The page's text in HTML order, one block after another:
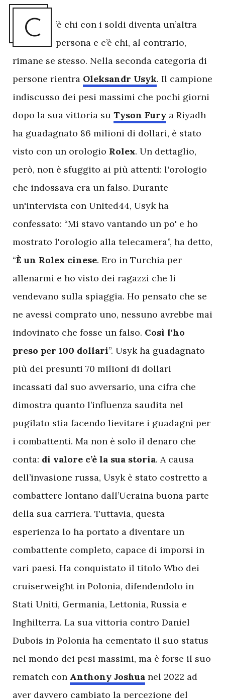
C ’è chi con i soldi diventa un’altra
persona e c’è chi, al contrario,
rimane se stesso. Nella seconda categoria di
persone rientra Oleksandr Usyk. Il campione
indiscusso dei pesi massimi che pochi giorni
dopo la sua vittoria su Tyson Fury a Riyadh
ha guadagnato 86 milioni di dollari, è stato
visto con un orologio Rolex. Un dettaglio,
però, non è sfuggito ai più attenti: l'orologio
che indossava era un falso. Durante
un'intervista con United44, Usyk ha
confessato: “Mi stavo vantando un po' e ho
mostrato l'orologio alla telecamera”, ha detto,
“È un Rolex cinese. Ero in Turchia per
allenarmi e ho visto dei ragazzi che li
vendevano sulla spiaggia. Ho pensato che se
ne avessi comprato uno, nessuno avrebbe mai
indovinato che fosse un falso. Così l'ho
preso per 100 dollari”. Usyk ha guadagnato
più dei presunti 70 milioni di dollari
incassati dal suo avversario, una cifra che
dimostra quanto l’influenza saudita nel
pugilato stia facendo lievitare i guadagni per
i combattenti. Ma non è solo il denaro che
conta: di valore c’è la sua storia. A causa
dell’invasione russa, Usyk è stato costretto a
combattere lontano dall’Ucraina buona parte
della sua carriera. Tuttavia, questa
esperienza lo ha portato a diventare un
combattente completo, capace di imporsi in
vari paesi. Ha conquistato il titolo Wbo dei
cruiserweight in Polonia, difendendolo in
Stati Uniti, Germania, Lettonia, Russia e
Inghilterra. La sua vittoria contro Daniel
Dubois in Polonia ha cementato il suo status
nel mondo dei pesi massimi, ma è forse il suo
rematch con Anthony Joshua nel 2022 ad
aver davvero cambiato la percezione del